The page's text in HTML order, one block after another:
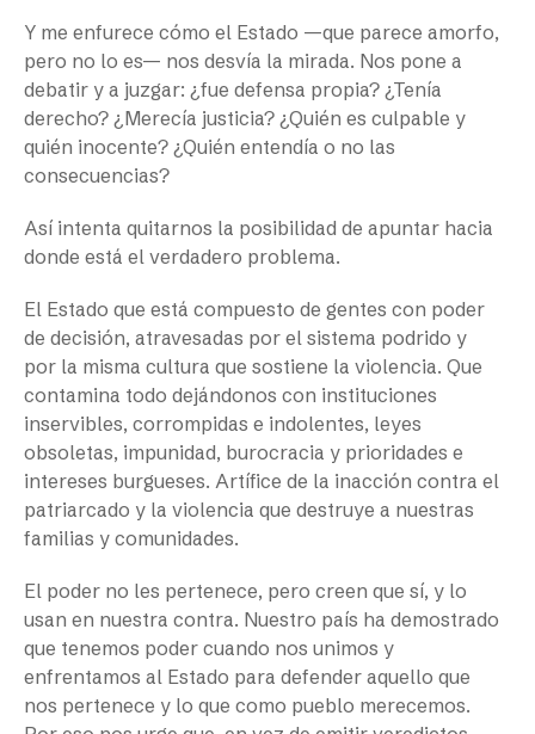
Y me enfurece cómo el Estado —que parece amorfo,
pero no lo es— nos desvía la mirada. Nos pone a
debatir y a juzgar: ¿fue defensa propia? ¿Tenía
derecho? ¿Merecía justicia? ¿Quién es culpable y
quién inocente? ¿Quién entendía o no las
consecuencias?
Así intenta quitarnos la posibilidad de apuntar hacia
donde está el verdadero problema.
El Estado que está compuesto de gentes con poder
de decisión, atravesadas por el sistema podrido y
por la misma cultura que sostiene la violencia. Que
contamina todo dejándonos con instituciones
inservibles, corrompidas e indolentes, leyes
obsoletas, impunidad, burocracia y prioridades e
intereses burgueses. Artífice de la inacción contra el
patriarcado y la violencia que destruye a nuestras
familias y comunidades.
El poder no les pertenece, pero creen que sí, y lo
usan en nuestra contra. Nuestro país ha demostrado
que tenemos poder cuando nos unimos y
enfrentamos al Estado para defender aquello que
nos pertenece y lo que como pueblo merecemos.